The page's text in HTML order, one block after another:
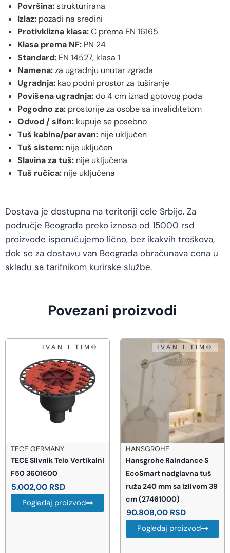
Površina:strukturirana
Izlaz: pozadi na sredini
Protivklizna klasa:C prema EN 16165
Klasa prema NF: PN 24
Standard: EN 14527, klasa 1
Namena:za ugradnju unutar zgrada
Ugradnja: kao podni prostor za tuširanje
Povišena ugradnja:do 4 cm iznad gotovog poda
Pogodno za: prostorije za osobe sa invaliditetom
Odvod / sifon: kupuje se posebno
Tuš kabina/paravan: nije uključen
Tuš sistem: nije uključen
Slavina za tuš: nije uključena
Tuš ručica: nije uključena
Dostava je dostupna na teritoriji cele Srbije. Za
područje Beograda preko iznosa od 15000 rsd
proizvode isporučujemo lično, bez ikakvih troškova,
dok se za dostavu van Beograda obračunava cena u
skladu sa tarifnikom kurirske službe.
Povezani proizvodi
TECE GERMANY
TECE Slivnik Telo Vertikalni
F50 3601600
5.002,00 RSD
Pogledaj proizvod
HANSGROHE
Hansgrohe Raindance S
EcoSmart nadglavna tuš
ruža 240 mm sa izlivom 39
cm (27461000)
90.808,00 RSD
Pogledaj proizvod